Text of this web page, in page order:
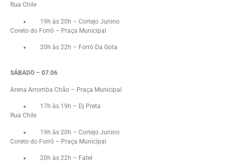
Rua Chile
19h às 20h – Cortejo Junino
Coreto do Forró – Praça Municipal
20h às 22h – Forró Da Gota
SÁBADO – 07.06
Arena Arromba Chão – Praça Municipal
17h às 19h – Dj Preta
Rua Chile
19h às 20h – Cortejo Junino
Coreto do Forró – Praça Municipal
20h às 22h – Fatel